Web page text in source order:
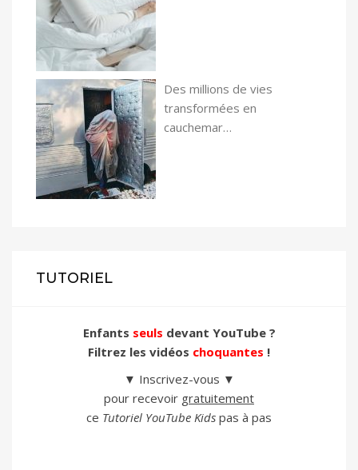
Des millions de vies
transformées en
cauchemar…
TUTORIEL
Enfants seuls devant YouTube ?
Filtrez les vidéos choquantes !
▼ Inscrivez-vous ▼
pour recevoir gratuitement
ce Tutoriel YouTube Kids pas à pas